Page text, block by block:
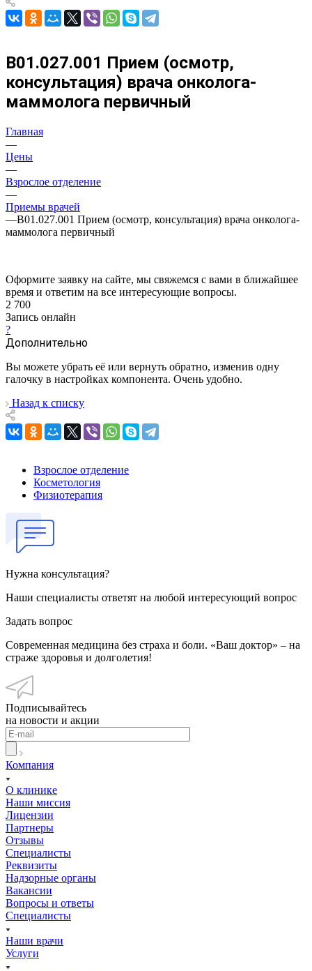
В01.027.001 Прием (осмотр,
консультация) врача онколога-
маммолога первичный
Главная
—
Цены
—
Взрослое отделение
—
Приемы врачей
—В01.027.001 Прием (осмотр, консультация) врача онколога-
маммолога первичный
Оформите заявку на сайте, мы свяжемся с вами в ближайшее
время и ответим на все интересующие вопросы.
2 700
Запись онлайн
?
Дополнительно
Вы можете убрать её или вернуть обратно, изменив одну
галочку в настройках компонента. Очень удобно.
Назад к списку
Взрослое отделение
Косметология
Физиотерапия
Нужна консультация?
Наши специалисты ответят на любой интересующий вопрос
Задать вопрос
Современная медицина без страха и боли. «Ваш доктор» – на
страже здоровья и долголетия!
Подписывайтесь
на новости и акции
Компания
О клинике
Наши миссия
Лицензии
Партнеры
Отзывы
Специалисты
Реквизиты
Надзорные органы
Вакансии
Вопросы и ответы
Специалисты
Наши врачи
Услуги